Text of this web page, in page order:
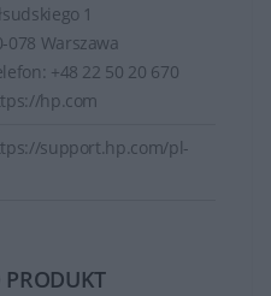
1
078 Warszawa
+48 22 50 20 670
hp.com
support.hp.com/pl-
PRODUKT